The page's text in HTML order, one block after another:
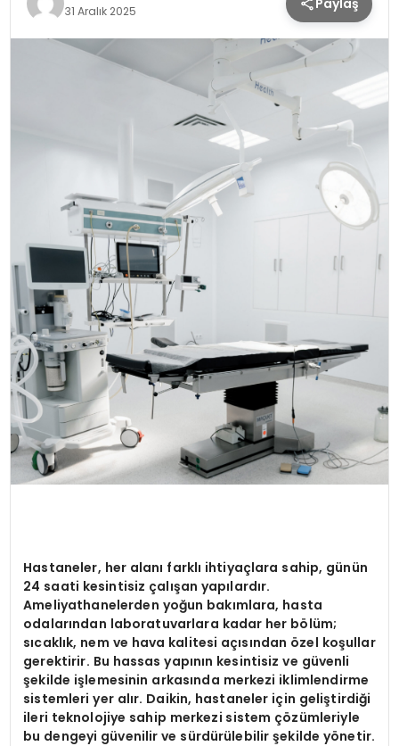
SPOR
31 Aralık 2025
Hastaneler, her alanı farklı ihtiyaçlara sahip, günün
24 saati kesintisiz çalışan yapılardır.
Ameliyathanelerden yoğun bakımlara, hasta
odalarından laboratuvarlara kadar her bölüm;
sıcaklık, nem ve hava kalitesi açısından özel koşullar
gerektirir. Bu hassas yapının kesintisiz ve güvenli
şekilde işlemesinin arkasında merkezi iklimlendirme
sistemleri yer alır. Daikin, hastaneler için geliştirdiği
ileri teknolojiye sahip merkezi sistem çözümleriyle
bu dengeyi güvenilir ve sürdürülebilir şekilde yönetir.